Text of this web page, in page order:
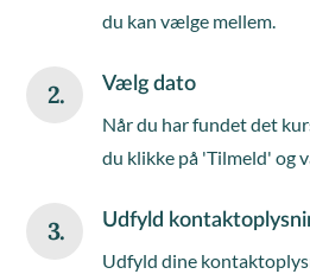
du kan vælge mellem.
2. Vælg dato
Når du har fundet det
du klikke på 'Tilmeld' og
3. Udfyld
Udfyld dine